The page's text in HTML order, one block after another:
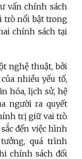
vấn chính sách
trò nổi bật trong
chính sách tại
nghệ thuật, bởi
nhiều yếu tố,
hóa, lịch sử, hệ
người ra quyết
trị giữ vai trò
đến việc hình
quá trình
chính sách đối